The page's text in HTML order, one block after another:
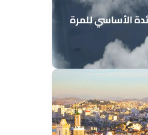
الأساسي للمرة